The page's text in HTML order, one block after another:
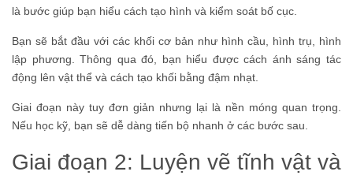
là bước giúp bạn hiểu cách tạo hình và kiểm soát bố cục.
Bạn sẽ bắt đầu với các khối cơ bản như hình cầu, hình trụ, hình
lập phương. Thông qua đó, bạn hiểu được cách ánh sáng tác
động lên vật thể và cách tạo khối bằng đậm nhạt.
Giai đoạn này tuy đơn giản nhưng lại là nền móng quan trọng.
Nếu học kỹ, bạn sẽ dễ dàng tiến bộ nhanh ở các bước sau.
Giai đoạn 2: Luyện vẽ tĩnh vật và